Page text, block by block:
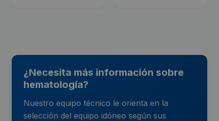
¿Necesita más información sobre
hematología?
Nuestro equipo técnico le orienta en la
selección del equipo idóneo según sus